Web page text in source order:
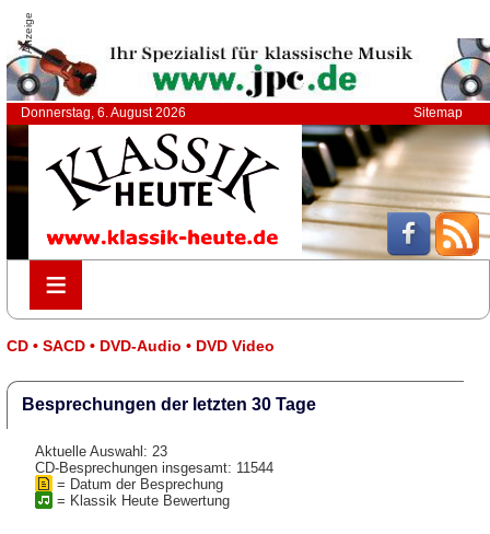
Anzeige
Donnerstag, 6. August 2026 Sitemap
≡
≡
CD • SACD • DVD-Audio • DVD Video
Besprechungen der letzten 30 Tage
Aktuelle Auswahl: 23
CD-Besprechungen insgesamt: 11544
= Datum der Besprechung
= Klassik Heute Bewertung